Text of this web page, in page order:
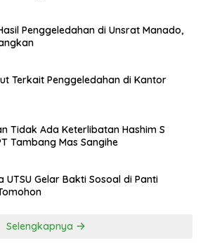
Penggeledahan di Unsrat Manado,
Terkait Penggeledahan di Kantor
Tidak Ada Keterlibatan Hashim S
Tambang Mas Sangihe
UTSU Gelar Bakti Sosoal di Panti
Selengkapnya